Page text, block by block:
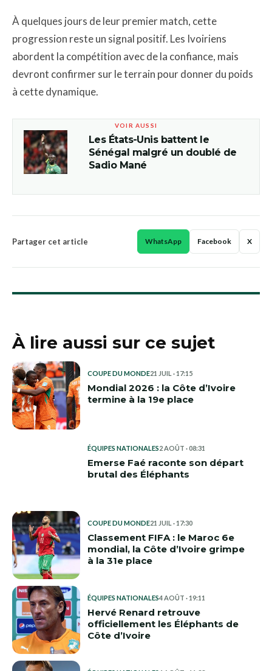
À quelques jours de leur premier match, cette
progression reste un signal positif. Les Ivoiriens
abordent la compétition avec de la confiance, mais
devront confirmer sur le terrain pour donner du poids
à cette dynamique.
VOIR AUSSI
Les États-Unis battent le
Sénégal malgré un doublé de
Sadio Mané
Partager cet article WhatsApp Facebook X
À lire aussi sur ce sujet
COUPE DU MONDE21 JUIL · 17:15
Mondial 2026 : la Côte d’Ivoire
termine à la 19e place
ÉQUIPES NATIONALES2 AOÛT · 08:31
Emerse Faé raconte son départ
brutal des Éléphants
COUPE DU MONDE21 JUIL · 17:30
Classement FIFA : le Maroc 6e
mondial, la Côte d’Ivoire grimpe
à la 31e place
ÉQUIPES NATIONALES4 AOÛT · 19:11
Hervé Renard retrouve
officiellement les Éléphants de
Côte d’Ivoire